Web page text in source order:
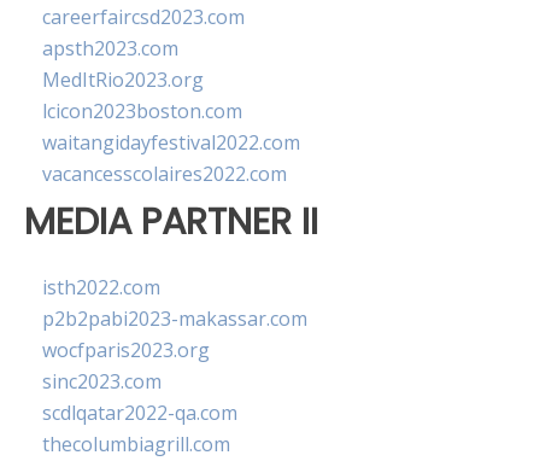
careerfaircsd2023.com
apsth2023.com
MedItRio2023.org
lcicon2023boston.com
waitangidayfestival2022.com
vacancesscolaires2022.com
MEDIA PARTNER II
isth2022.com
p2b2pabi2023-makassar.com
wocfparis2023.org
sinc2023.com
scdlqatar2022-qa.com
thecolumbiagrill.com